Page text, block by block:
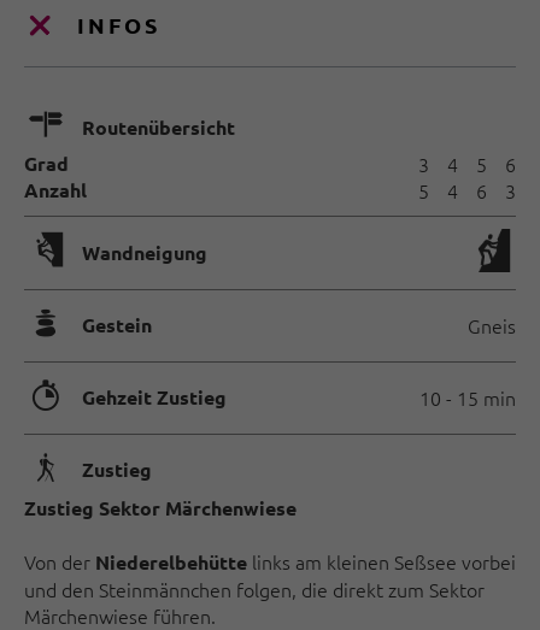
INFOS
🍫
Routenübersicht
Grad
Anzahl
3
5
4
4
5
6
6
3
🅩 Wandneigung
🞾 Gestein Gneis
🐲 Gehzeit Zustieg 10 - 15 min
🛬
Zustieg
Zustieg Sektor Märchenwiese
Von der Niederelbehütte links am kleinen Seßsee vorbei
und den Steinmännchen folgen, die direkt zum Sektor
Märchenwiese führen.